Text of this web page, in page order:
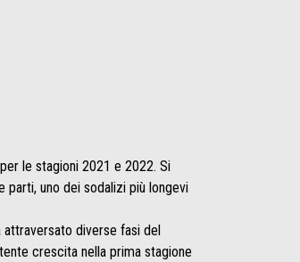
le stagioni 2021 e 2022. Si
uno dei sodalizi più longevi
attraversato diverse fasi del
crescita nella prima stagione